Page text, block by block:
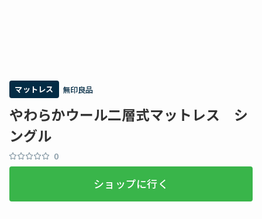
マットレス 無印良品
やわらかウール二層式マットレス シ
ングル
0
ショップに行く